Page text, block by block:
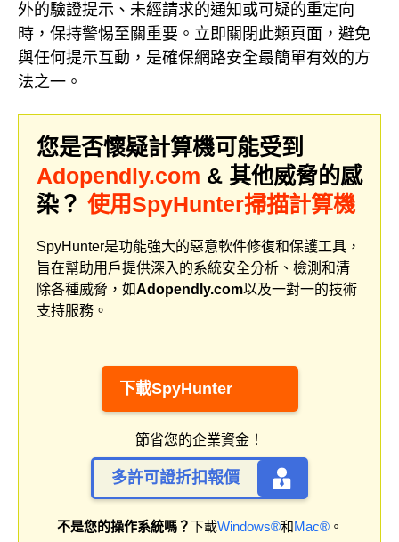
外的驗證提示、未經請求的通知或可疑的重定向
時，保持警惕至關重要。立即關閉此類頁面，避免
與任何提示互動，是確保網路安全最簡單有效的方
法之一。
您是否懷疑計算機可能受到
Adopendly.com & 其他威脅的感
染？ 使用SpyHunter掃描計算機
SpyHunter是功能強大的惡意軟件修復和保護工具，
旨在幫助用戶提供深入的系統安全分析、檢測和清
除各種威脅，如Adopendly.com以及一對一的技術
支持服務。
下載SpyHunter
節省您的企業資金！
多許可證折扣報價
不是您的操作系統嗎？下載Windows®和Mac®。